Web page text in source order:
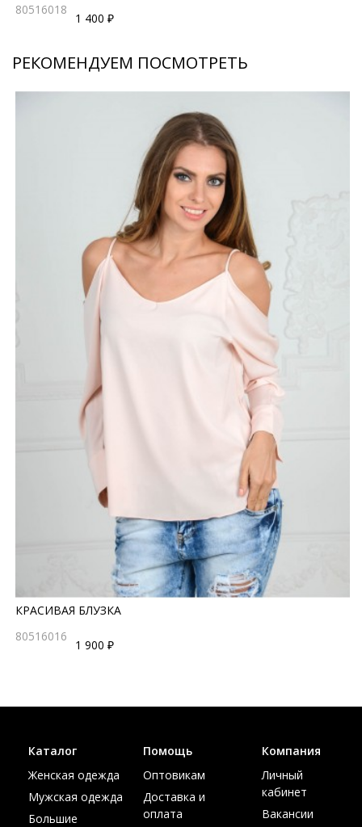
80516018
1 400 ₽
РЕКОМЕНДУЕМ ПОСМОТРЕТЬ
КРАСИВАЯ БЛУЗКА
80516016
1 900 ₽
Каталог
Женская одежда
Мужская одежда
Большие
Помощь
Оптовикам
Доставка и
оплата
Компания
Личный
кабинет
Вакансии